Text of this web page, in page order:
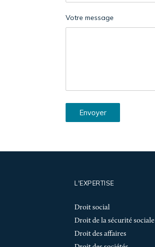
Votre message
Envoyer
L'EXPERTISE
Droit social
Droit de la sécurité sociale
Droit des affaires